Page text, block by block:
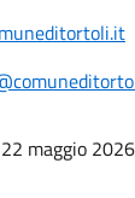
maggio